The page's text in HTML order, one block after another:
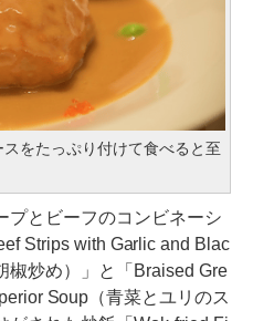
をたっぷり付けて食べると至
とビーフのコンビネーシ
Strips with Garlic and Blac
椒炒め）」と「Braised Gre
Soup（青菜とユリのス